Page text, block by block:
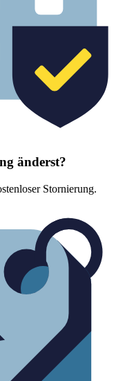
änderst?
Stornierung.